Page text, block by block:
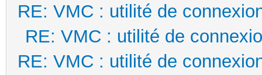
RE: VMC : utilité de
RE: VMC : utilité de
RE: VMC : utilité de